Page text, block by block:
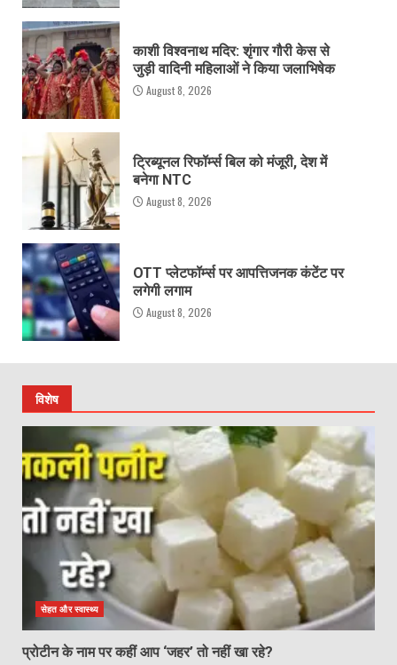
काशी विश्वनाथ मदिर: शृंगार गौरी केस से
जुड़ी वादिनी महिलाओं ने किया जलाभिषेक
August 8, 2026
ट्रिब्यूनल रिफॉर्म्स बिल को मंजूरी, देश में
बनेगा NTC
August 8, 2026
OTT प्लेटफॉर्म्स पर आपत्तिजनक कंटेंट पर
लगेगी लगाम
August 8, 2026
विशेष
सेहत और स्वास्थ्य
प्रोटीन के नाम पर कहीं आप ‘जहर’ तो नहीं खा रहे?